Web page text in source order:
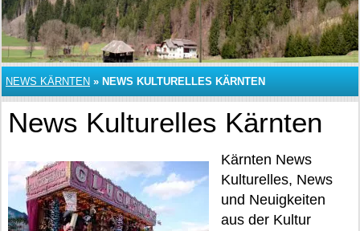
NEWS KÄRNTEN » NEWS KULTURELLES KÄRNTEN
News Kulturelles Kärnten
Kärnten News
Kulturelles, News
und Neuigkeiten
aus der Kultur